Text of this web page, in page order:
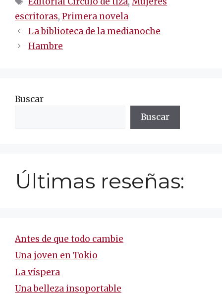
escritoras, Primera novela
Navegación
de
entradas
La biblioteca de la medianoche
Hambre
Buscar
Buscar
Últimas reseñas:
Antes de que todo cambie
Una joven en Tokio
La víspera
Una belleza insoportable